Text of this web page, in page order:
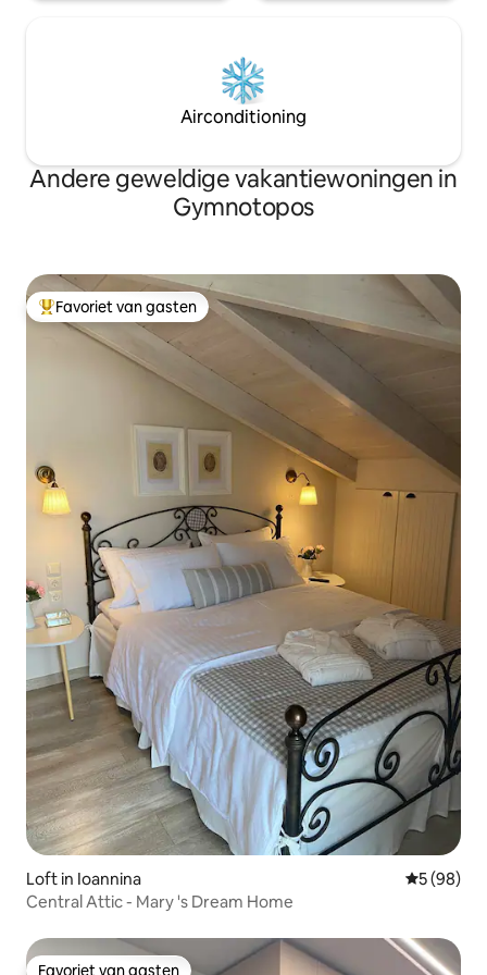
Airconditioning
Andere geweldige vakantiewoningen in
Gymnotopos
Topfavoriet van gasten
Favoriet van gasten
Loft in Ioannina
5 (98)
Central Attic - Mary 's Dream Home
Favoriet van gasten